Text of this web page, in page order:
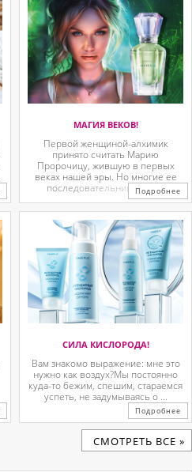
МАГИЯ ВЕКОВ!
Первой женщиной-алхимик
принято считать Марию
Пророчицу, жившую в первых
веках нашей эры. Но многие ее
последовательницы так ...
Подробнее
СИЛА КИСЛОРОДА!
Вам знакомо выражение: мне это
нужно как воздух?Мы постоянно
куда-то бежим, спешим, стараемся
успеть, не задумываясь о ...
Подробнее
CМОТРЕТЬ ВСЕ »